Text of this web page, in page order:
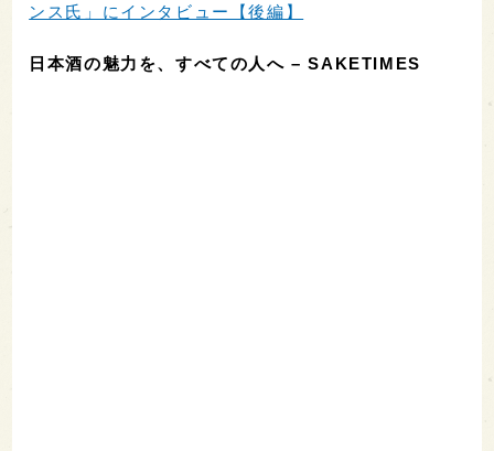
ンス氏」にインタビュー【後編】
日本酒の魅力を、すべての人へ – SAKETIMES